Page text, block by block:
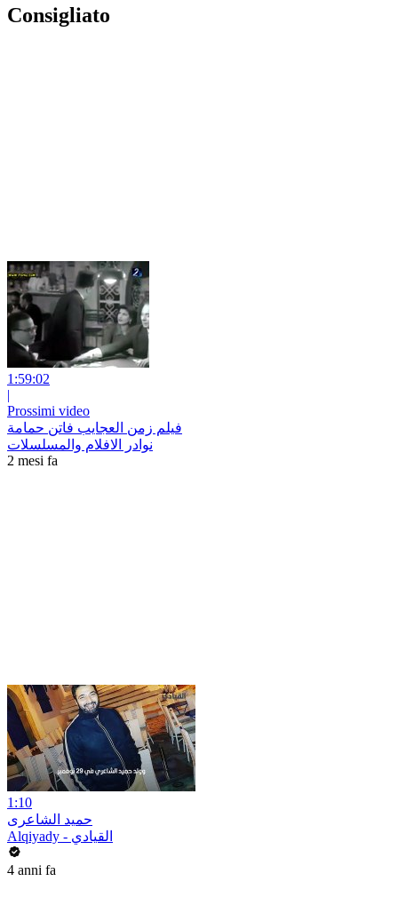
Consigliato
1:59:02
|
Prossimi video
فيلم زمن العجايب فاتن حمامة
نوادر الافلام والمسلسلات
2 mesi fa
1:10
حميد الشاعرى
Alqiyady - القيادي
4 anni fa